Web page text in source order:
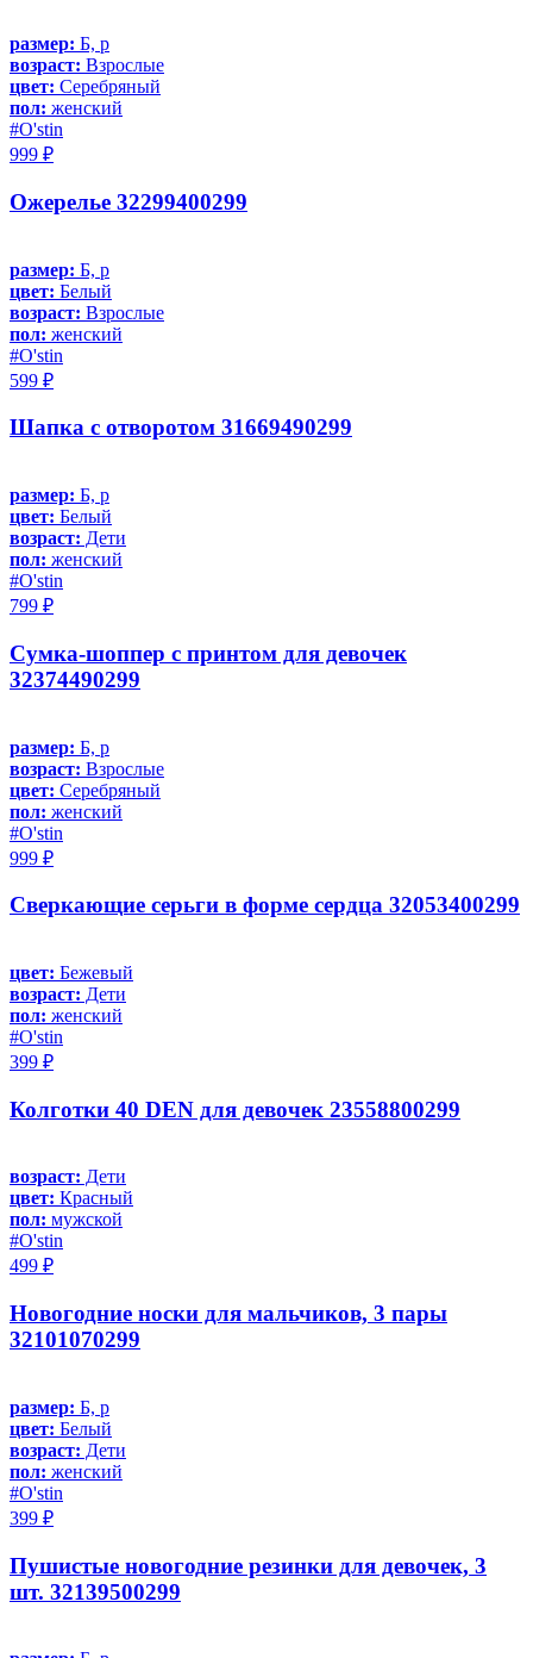
размер: Б, р
возраст: Взрослые
цвет: Серебряный
пол: женский
#O'stin
999 ₽
Ожерелье 32299400299
размер: Б, р
цвет: Белый
возраст: Взрослые
пол: женский
#O'stin
599 ₽
Шапка с отворотом 31669490299
размер: Б, р
цвет: Белый
возраст: Дети
пол: женский
#O'stin
799 ₽
Сумка-шоппер с принтом для девочек
32374490299
размер: Б, р
возраст: Взрослые
цвет: Серебряный
пол: женский
#O'stin
999 ₽
Сверкающие серьги в форме сердца 32053400299
цвет: Бежевый
возраст: Дети
пол: женский
#O'stin
399 ₽
Колготки 40 DEN для девочек 23558800299
возраст: Дети
цвет: Красный
пол: мужской
#O'stin
499 ₽
Новогодние носки для мальчиков, 3 пары
32101070299
размер: Б, р
цвет: Белый
возраст: Дети
пол: женский
#O'stin
399 ₽
Пушистые новогодние резинки для девочек, 3
шт. 32139500299